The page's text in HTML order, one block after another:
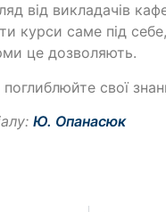
від викладачів
курси саме під
це дозволяють.
свої
Ю. Опанасюк